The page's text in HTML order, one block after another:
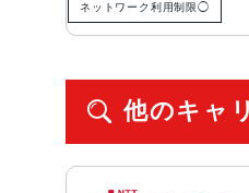
ネットワーク利用制限◯
他のキャ